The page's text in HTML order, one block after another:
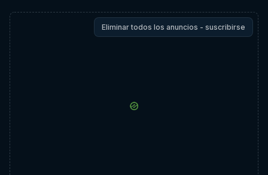
Eliminar todos los anuncios - suscribirse